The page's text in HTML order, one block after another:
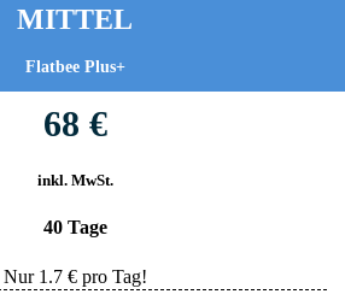
MITTEL
Flatbee Plus+
68 €
inkl. MwSt.
40 Tage
Nur 1.7€ pro Tag!